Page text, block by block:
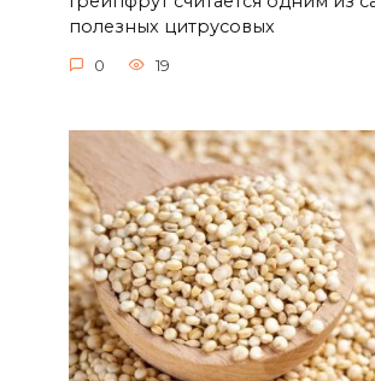
полезных цитрусовых
0 19